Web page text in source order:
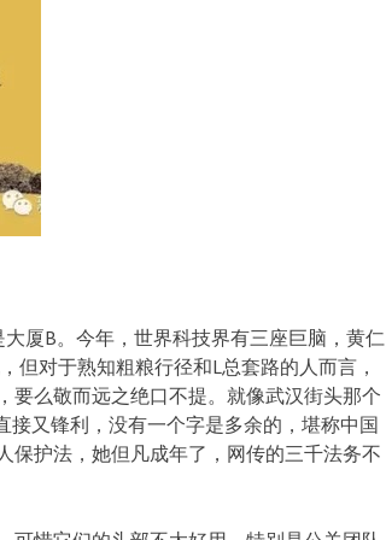
厦B。今年，世界科技界有三座巨脑，黄仁
但对于熟知粗粮行径和L总套路的人而言，
要么敬而远之绝口不提。就像武汉街头那个
接又锋利，没有一个字是多余的，堪称中国
保护法，她但凡成年了，网传的三千法务不